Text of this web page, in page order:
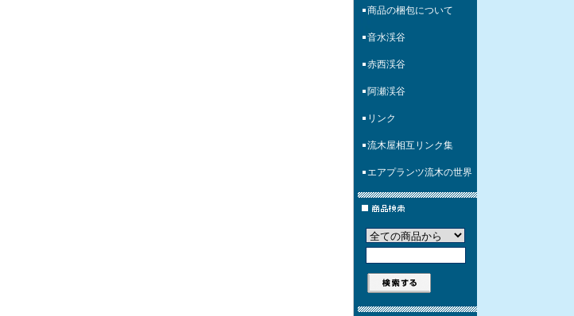
商品の梱包について
音水渓谷
赤西渓谷
阿瀬渓谷
リンク
流木屋相互リンク集
エアプランツ流木の世界